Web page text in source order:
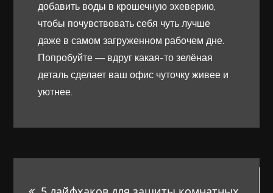
добавить воды в крошечную эхеверию,
чтобы почувствовать себя чуть лучше
даже в самом загруженном рабочем дне.
Попробуйте — вдруг какая-то зелёная
деталь сделает ваш офис чуточку живее и
уютнее.